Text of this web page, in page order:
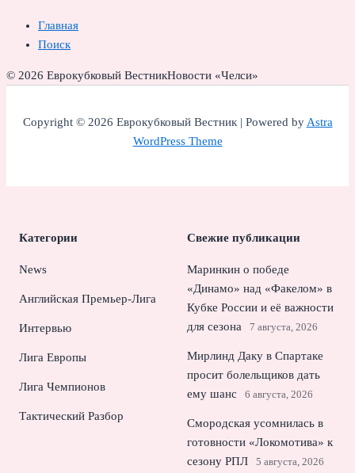
Главная
Поиск
© 2026 Еврокубковый ВестникНовости «Челси»
Copyright © 2026 Еврокубковый Вестник | Powered byAstra
WordPress Theme
Категории
News
Английская Премьер-Лига
Интервью
Лига Европы
Лига Чемпионов
Тактический Разбор
Свежие публикации
Маринкин о победе
«Динамо» над «Факелом» в
Кубке России и её важности
для сезона
7 августа, 2026
Мирлинд Даку в Спартаке
просит болельщиков дать
ему шанс
6 августа, 2026
Смородская усомнилась в
готовности «Локомотива» к
сезону РПЛ
5 августа, 2026